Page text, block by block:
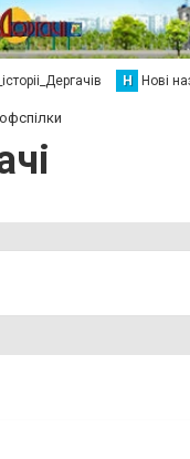
Н Нові